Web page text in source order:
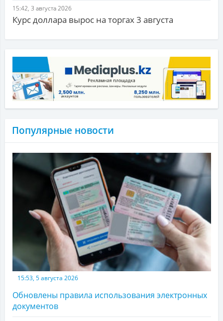
15:42, 3 августа 2026
Курс доллара вырос на торгах 3 августа
Популярные новости
15:53, 5 августа 2026
Обновлены правила использования электронных
документов